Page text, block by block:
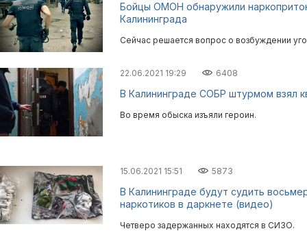
Бойцы ОМОН обнаружили
Калининграда
Сейчас решается вопрос о возбуждении
22.06.2021 19:29 6408
В Калининграде СОБР штурмом взял
Во время обыска изъяли героин.
15.06.2021 15:51 5873
В Калининграде будут судить
наркотиков в даркнете (видео)
Четверо задержанных находятся в СИЗО.